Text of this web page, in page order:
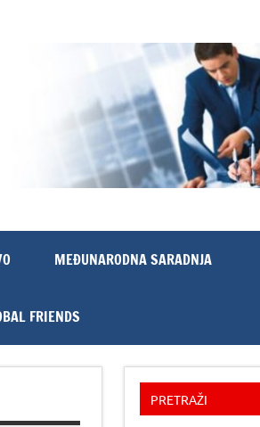
MEĐUNARODNA SARADNJA
FRIENDS
PRETRAŽI